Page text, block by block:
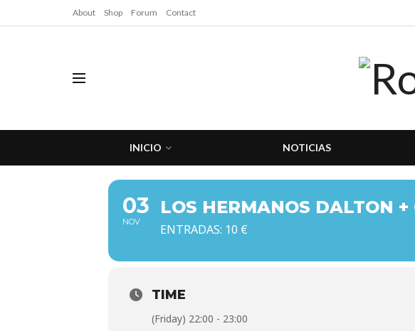
About Shop Forum Contact
INICIO NOTICIAS
03
NOV
LOS HERMANOS DALTON
ENTRADAS: 10 €
TIME
(Friday) 22:00 - 23:00